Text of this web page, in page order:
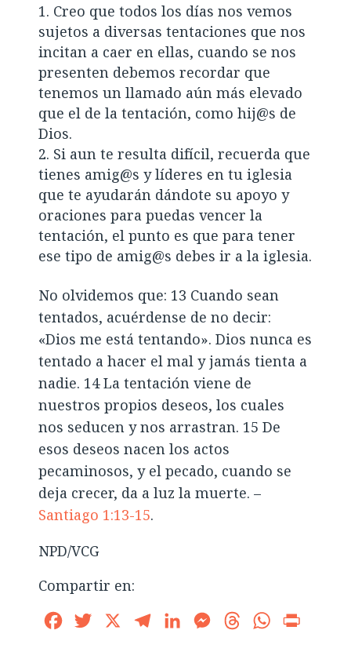
Creo que todos los días nos vemos
sujetos a diversas tentaciones que nos
incitan a caer en ellas, cuando se nos
presenten debemos recordar que
tenemos un llamado aún más elevado
que el de la tentación, como hij@s de
Dios.
Si aun te resulta difícil, recuerda que
tienes amig@s y líderes en tu iglesia
que te ayudarán dándote su apoyo y
oraciones para puedas vencer la
tentación, el punto es que para tener
ese tipo de amig@s debes ir a la iglesia.
No olvidemos que: 13 Cuando sean
tentados, acuérdense de no decir:
«Dios me está tentando». Dios nunca es
tentado a hacer el mal y jamás tienta a
nadie. 14 La tentación viene de
nuestros propios deseos, los cuales
nos seducen y nos arrastran. 15 De
esos deseos nacen los actos
pecaminosos, y el pecado, cuando se
deja crecer, da a luz la muerte. –
Santiago 1:13-15.
NPD/VCG
Compartir en:
FacebookTwitter TelegramLinkedInMessengerThreadsWhatsApp